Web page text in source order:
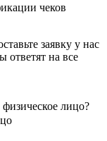
чеков
заявку у нас
ответят на все
лицо?